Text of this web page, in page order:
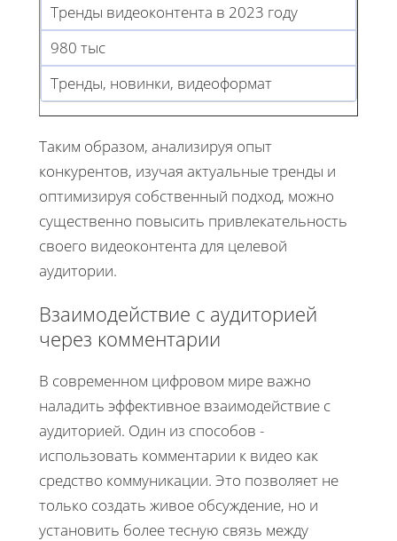
Тренды видеоконтента в 2023 году
980 тыс
Тренды, новинки, видеоформат
Таким образом, анализируя опыт
конкурентов, изучая актуальные тренды и
оптимизируя собственный подход, можно
существенно повысить привлекательность
своего видеоконтента для целевой
аудитории.
Взаимодействие с аудиторией
через комментарии
В современном цифровом мире важно
наладить эффективное взаимодействие с
аудиторией. Один из способов -
использовать комментарии к видео как
средство коммуникации. Это позволяет не
только создать живое обсуждение, но и
установить более тесную связь между